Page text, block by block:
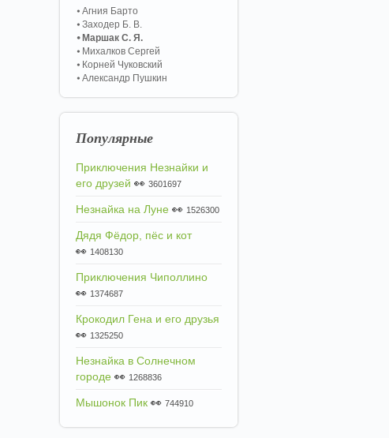
Агния Барто
Заходер Б. В.
Маршак С. Я.
Михалков Сергей
Корней Чуковский
Александр Пушкин
Популярные
Приключения Незнайки и
его друзей 👀 3601697
Незнайка на Луне 👀 1526300
Дядя Фёдор, пёс и кот
👀 1408130
Приключения Чиполлино
👀 1374687
Крокодил Гена и его друзья
👀 1325250
Незнайка в Солнечном
городе 👀 1268836
Мышонок Пик 👀 744910